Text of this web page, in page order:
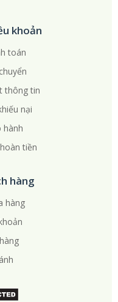
khoản
toán
thông tin
nại
hành
tiền
hàng
hàng